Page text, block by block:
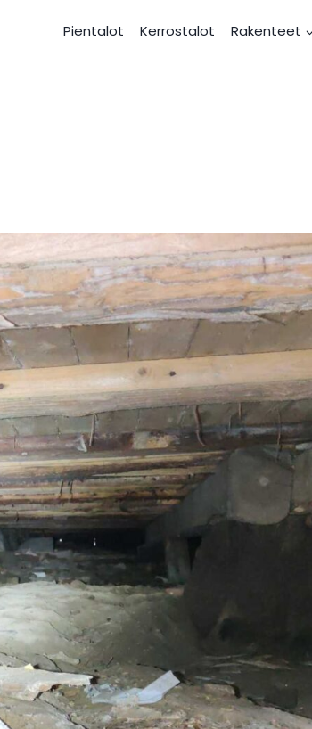
Pientalot Kerrostalot Rakenteet